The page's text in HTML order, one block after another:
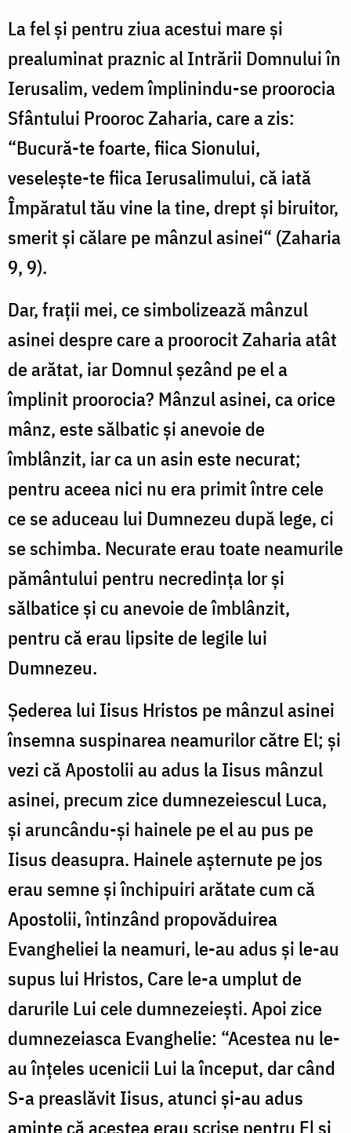
La fel și pentru ziua acestui mare și
prealuminat praznic al Intrării Domnului în
Ierusalim, vedem împlinindu-se proorocia
Sfântului Prooroc Zaharia, care a zis:
“Bucură-te foarte, fiica Sionului,
veselește-te fiica Ierusalimului, că iată
Împăratul tău vine la tine, drept și biruitor,
smerit și călare pe mânzul asinei“ (Zaharia
9, 9).
Dar, frații mei, ce simbolizează mânzul
asinei despre care a proorocit Zaharia atât
de arătat, iar Domnul șezând pe el a
împlinit proorocia? Mânzul asinei, ca orice
mânz, este sălbatic și anevoie de
îmblânzit, iar ca un asin este necurat;
pentru aceea nici nu era primit între cele
ce se aduceau lui Dumnezeu după lege, ci
se schimba. Necurate erau toate neamurile
pământului pentru necredința lor și
sălbatice și cu anevoie de îmblânzit,
pentru că erau lipsite de legile lui
Dumnezeu.
Șederea lui Iisus Hristos pe mânzul asinei
însemna suspinarea neamurilor către El; și
vezi că Apostolii au adus la Iisus mânzul
asinei, precum zice dumnezeiescul Luca,
și aruncându-și hainele pe el au pus pe
Iisus deasupra. Hainele așternute pe jos
erau semne și închipuiri arătate cum că
Apostolii, întinzând propovăduirea
Evangheliei la neamuri, le-au adus și le-au
supus lui Hristos, Care le-a umplut de
darurile Lui cele dumnezeiești. Apoi zice
dumnezeiasca Evanghelie: “Acestea nu le-
au înțeles ucenicii Lui la început, dar când
S-a preaslăvit Iisus, atunci și-au adus
aminte că acestea erau scrise pentru El și